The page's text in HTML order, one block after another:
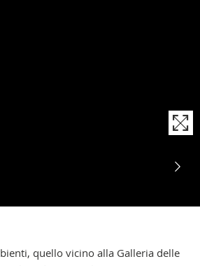
quello vicino alla Galleria delle